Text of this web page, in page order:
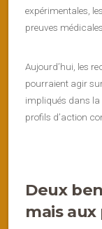
expérimentales,
preuves
Aujourd’hui, les
pourraient agir
impliqués dans la
profils d’action
Deux
mais